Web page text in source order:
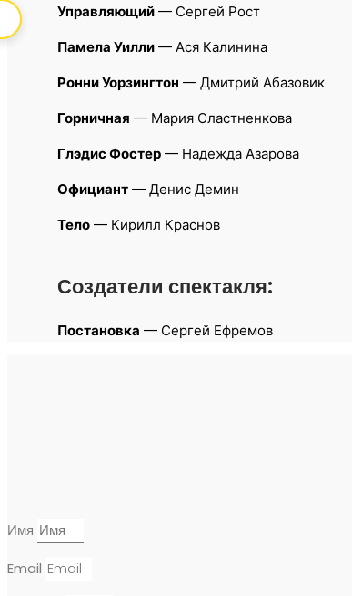
Управляющий — Сергей Рост
Памела Уилли — Ася Калинина
Ронни Уорзингтон — Дмитрий Абазовик
Горничная — Мария Сластненкова
Глэдис Фостер — Надежда Азарова
Официант — Денис Демин
Тело — Кирилл Краснов
Создатели спектакля:
Постановка — Сергей Ефремов
Имя
Email